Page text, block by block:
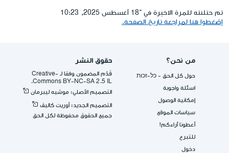
تم حتلنته للمرة الاخيرة في ־18 أغسطس 2025, 10:23
إضغطوا هنا لمراجعة تاريخ الصفحة.
من نحن؟
حول كل الحق - כל-זכות
اسئلة واجوبة
إمكانية الوصول
سياسات الموقع
أعطونا آراءكم!
للتبرع
دخول
حقوق النشر
قُدِّم المضمون وفقا لـ -Creative
Commons BY-NC-SA 2.5 IL.
التصميم الأصلي: موشيه ليبرمان
التصميم الجديد: أوريت كاليڤ
جميع الحقوق محفوظة لكل الحق